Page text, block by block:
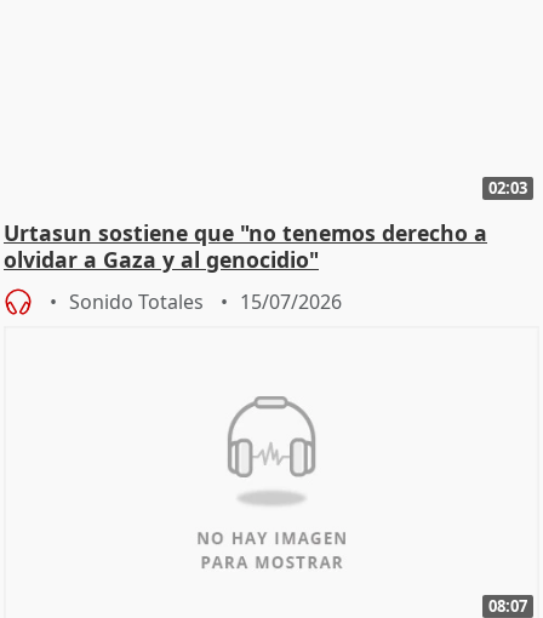
02:03
Urtasun sostiene que "no tenemos derecho a
olvidar a Gaza y al genocidio"
Sonido Totales 15/07/2026
08:07